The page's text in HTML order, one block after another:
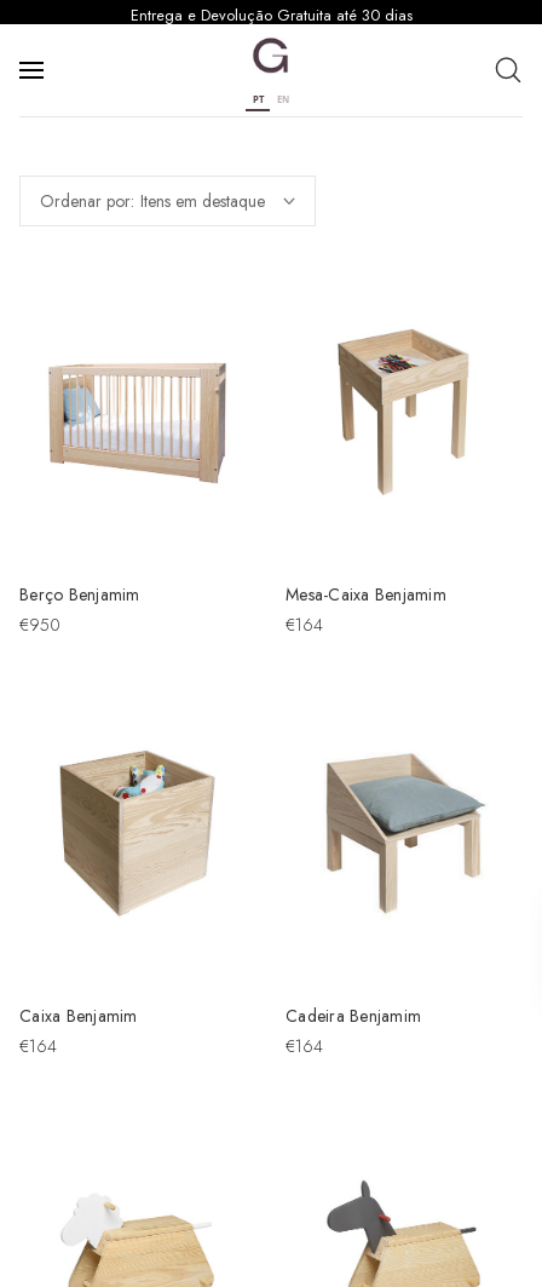
Entrega e Devolução Gratuita até 30 dias
PT EN
Ordenar por:
Berço Benjamim
€950
Mesa-Caixa Benjamim
€164
Caixa Benjamim
€164
Cadeira Benjamim
€164